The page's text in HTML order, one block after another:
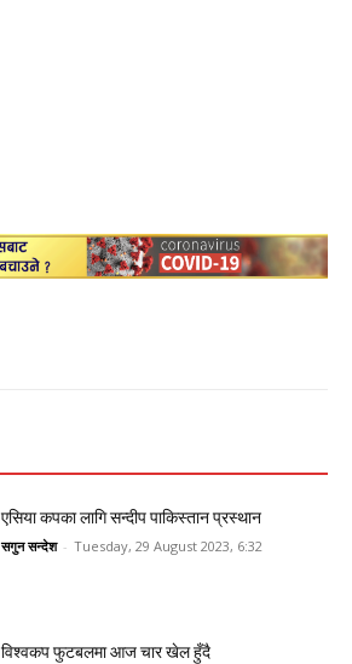
एसिया कपका लागि सन्दीप पाकिस्तान प्रस्थान
सगुन सन्देश - Tuesday, 29 August 2023, 6:32
विश्वकप फुटबलमा आज चार खेल हुँदै